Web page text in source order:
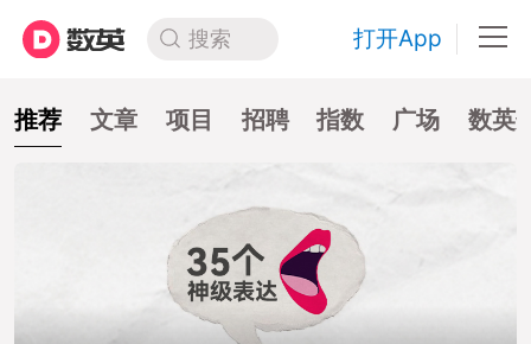
搜索 打开App
推荐 文章 项目 招聘 指数 广场 数英